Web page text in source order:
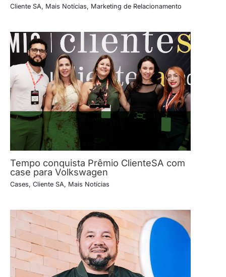
Cliente SA, Mais Notícias, Marketing de Relacionamento
Tempo conquista Prêmio ClienteSA com
case para Volkswagen
Cases, Cliente SA, Mais Notícias